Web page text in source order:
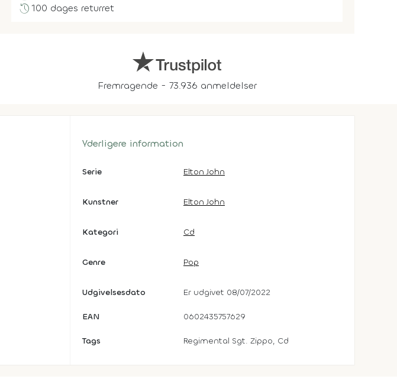
history100 dages returret
Fremragende - 73.936 anmeldelser
Yderligere information
Serie Elton John
Kunstner Elton John
Kategori Cd
Genre Pop
Udgivelsesdato Er udgivet 08/07/2022
EAN 0602435757629
Tags Regimental Sgt. Zippo, Cd